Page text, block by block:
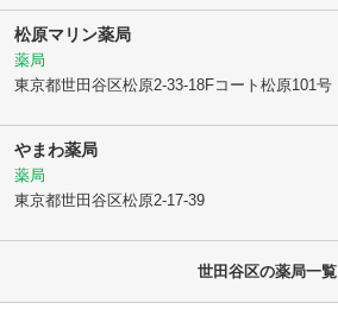
松原マリン薬局
薬局
東京都世田谷区松原2-33-18Fコート松原101号
やまわ薬局
薬局
東京都世田谷区松原2-17-39
世田谷区の薬局一覧